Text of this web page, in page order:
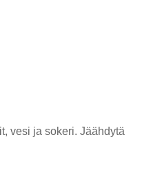
vesi ja sokeri. Jäähdytä